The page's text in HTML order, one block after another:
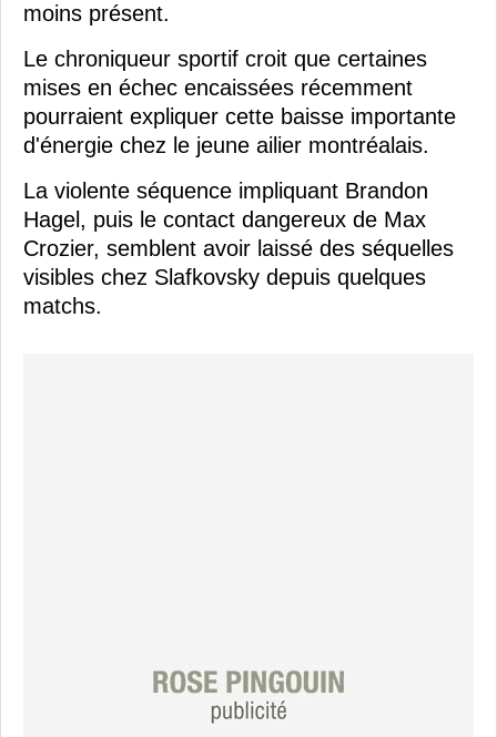
moins présent.
Le chroniqueur sportif croit que certaines
mises en échec encaissées récemment
pourraient expliquer cette baisse importante
d'énergie chez le jeune ailier montréalais.
La violente séquence impliquant Brandon
Hagel, puis le contact dangereux de Max
Crozier, semblent avoir laissé des séquelles
visibles chez Slafkovsky depuis quelques
matchs.